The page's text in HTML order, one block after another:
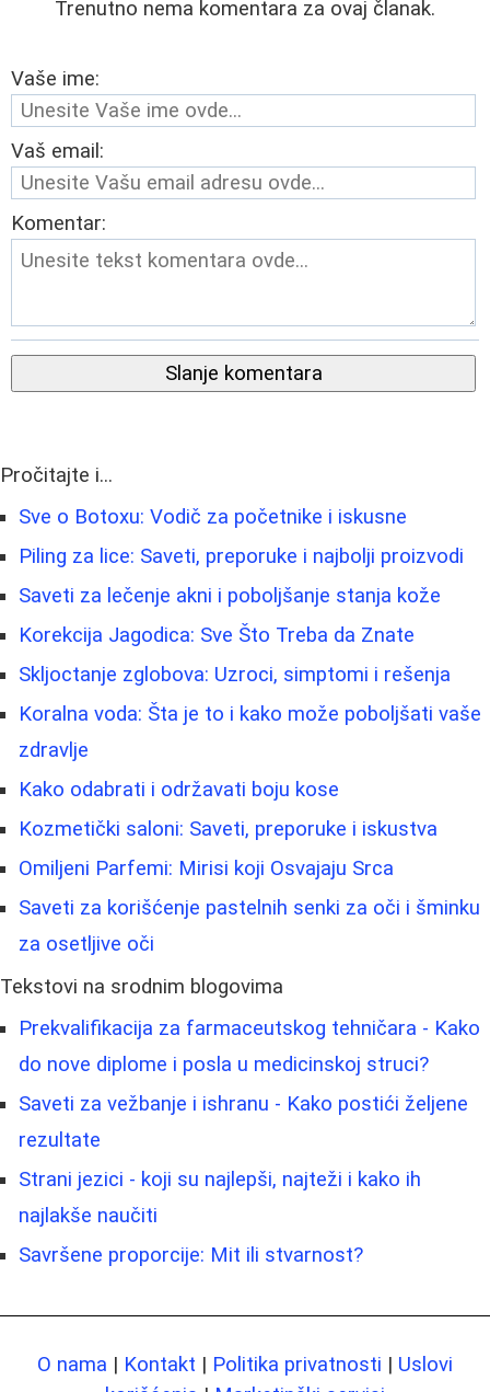
Trenutno nema komentara za ovaj članak.
Vaše ime:
Vaš email:
Komentar:
Slanje komentara
Pročitajte i...
Sve o Botoxu: Vodič za početnike i iskusne
Piling za lice: Saveti, preporuke i najbolji proizvodi
Saveti za lečenje akni i poboljšanje stanja kože
Korekcija Jagodica: Sve Što Treba da Znate
Skljoctanje zglobova: Uzroci, simptomi i rešenja
Koralna voda: Šta je to i kako može poboljšati vaše
zdravlje
Kako odabrati i održavati boju kose
Kozmetički saloni: Saveti, preporuke i iskustva
Omiljeni Parfemi: Mirisi koji Osvajaju Srca
Saveti za korišćenje pastelnih senki za oči i šminku
za osetljive oči
Tekstovi na srodnim blogovima
Prekvalifikacija za farmaceutskog tehničara - Kako
do nove diplome i posla u medicinskoj struci?
Saveti za vežbanje i ishranu - Kako postići željene
rezultate
Strani jezici - koji su najlepši, najteži i kako ih
najlakše naučiti
Savršene proporcije: Mit ili stvarnost?
O nama | Kontakt | Politika privatnosti | Uslovi